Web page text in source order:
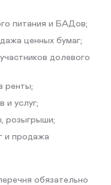
питания и БАДов;
ценных бумаг;
долевого
ренты;
и услуг;
розыгрыши;
и продажа
обязательно